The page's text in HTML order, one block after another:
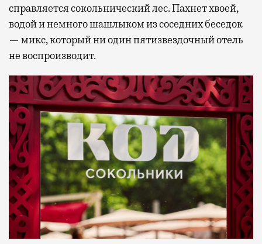
справляется сокольнический лес. Пахнет хвоей,
водой и немного шашлыком из соседних беседок
— микс, который ни один пятизвездочный отель
не воспроизводит.